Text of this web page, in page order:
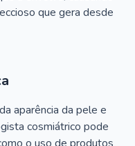
que gera desde
aparência da pele e
cosmiátrico pode